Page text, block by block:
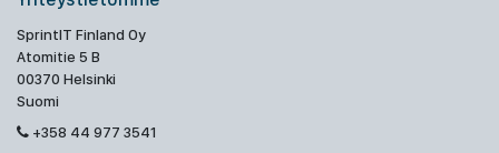
SprintIT Finland Oy
Atomitie 5 B
00370 Helsinki
Suomi
+358 44 977 3541